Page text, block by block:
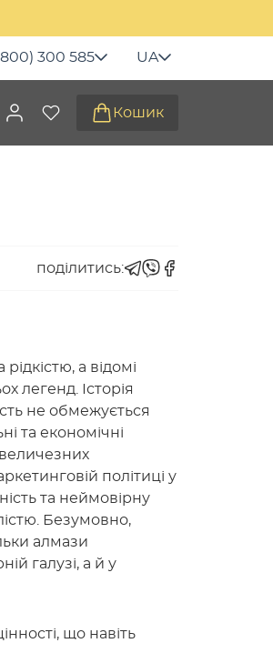
300 585 UA
Кошик
поділитись:
а відомі
легенд. Історія
не обмежується
та економічні
політиці у
та неймовірну
Безумовно,
алмази
галузі, а й у
що навіть